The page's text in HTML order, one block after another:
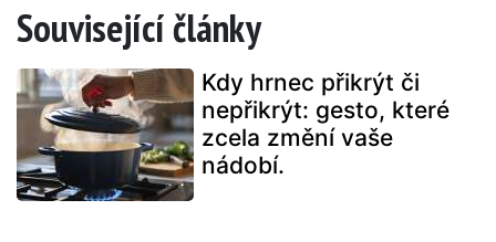
Související články
Kdy hrnec přikrýt či
nepřikrýt: gesto, které
zcela změní vaše
nádobí.